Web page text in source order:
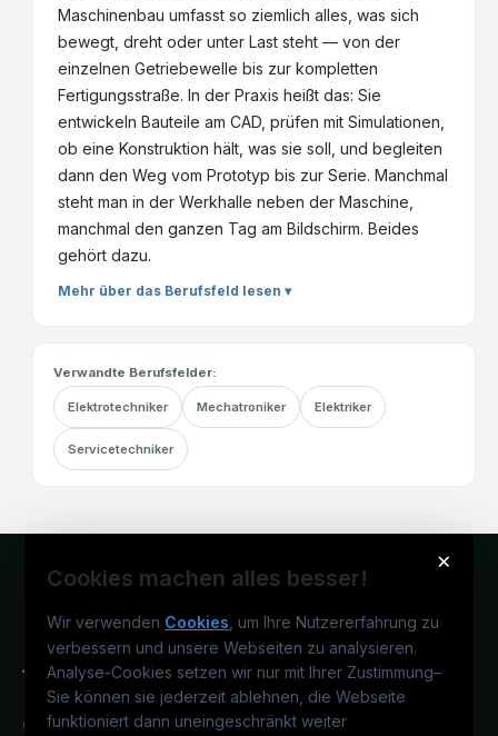
Maschinenbau umfasst so ziemlich alles, was sich
bewegt, dreht oder unter Last steht — von der
einzelnen Getriebewelle bis zur kompletten
Fertigungsstraße. In der Praxis heißt das: Sie
entwickeln Bauteile am CAD, prüfen mit Simulationen,
ob eine Konstruktion hält, was sie soll, und begleiten
dann den Weg vom Prototyp bis zur Serie. Manchmal
steht man in der Werkhalle neben der Maschine,
manchmal den ganzen Tag am Bildschirm. Beides
gehört dazu.
Mehr über das Berufsfeld lesen ▾
Verwandte Berufsfelder:
Elektrotechniker Mechatroniker Elektriker
Servicetechniker
×
Cookies machen alles besser!
Wir verwenden Cookies , um Ihre Nutzererfahrung zu
verbessern und unsere Webseiten zu analysieren.
Analyse-Cookies setzen wir nur mit Ihrer Zustimmung–
Sie können sie jederzeit ablehnen, die Webseite
funktioniert dann uneingeschränkt weiter
Österreichs technisches Karriereportal.